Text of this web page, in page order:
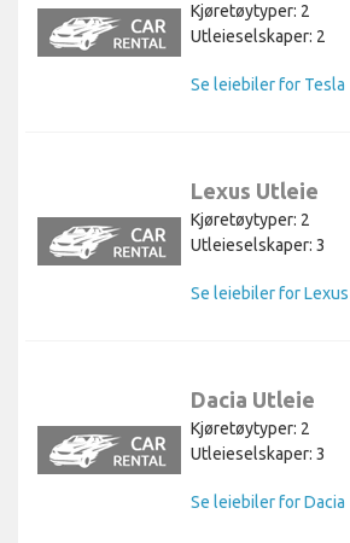
Kjøretøytyper: 2
Utleieselskaper: 2
Se leiebiler for Tesla
Lexus Utleie
Kjøretøytyper: 2
Utleieselskaper: 3
Se leiebiler for Lexus
Dacia Utleie
Kjøretøytyper: 2
Utleieselskaper: 3
Se leiebiler for Dacia